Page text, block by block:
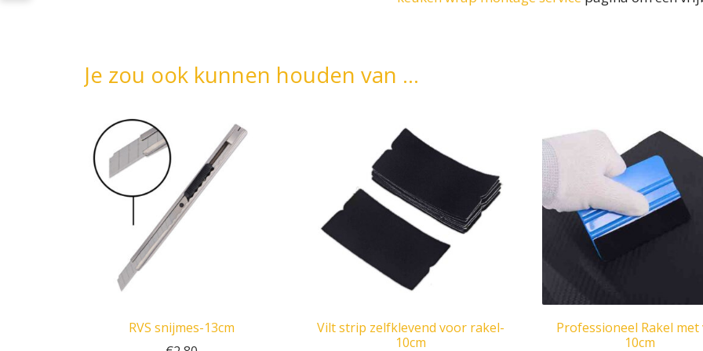
Je zou ook kunnen houden van …
RVS snijmes-13cm
Vilt strip zelfklevend voor rakel-
10cm
Professioneel Rakel
10cm